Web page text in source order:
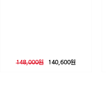
148,000원 140,600원